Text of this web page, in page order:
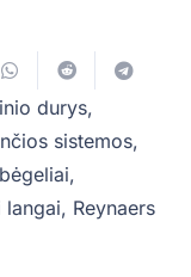
durys,
sistemos,
,
langai, Reynaers